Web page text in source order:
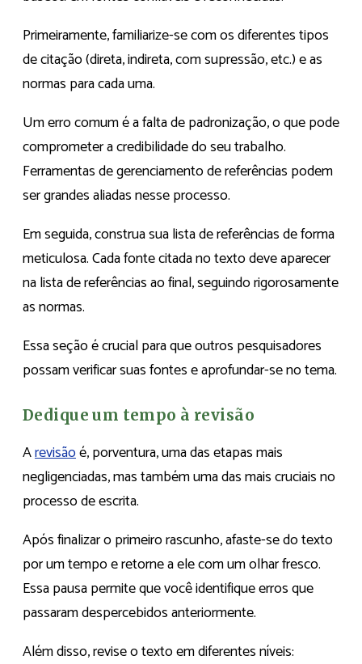
Primeiramente, familiarize-se com os diferentes tipos
de citação (direta, indireta, com supressão, etc.) e as
normas para cada uma.
Um erro comum é a falta de padronização, o que pode
comprometer a credibilidade do seu trabalho.
Ferramentas de gerenciamento de referências podem
ser grandes aliadas nesse processo.
Em seguida, construa sua lista de referências de forma
meticulosa. Cada fonte citada no texto deve aparecer
na lista de referências ao final, seguindo rigorosamente
as normas.
Essa seção é crucial para que outros pesquisadores
possam verificar suas fontes e aprofundar-se no tema.
Dedique um tempo à revisão
Arevisãoé, porventura, uma das etapas mais
negligenciadas, mas também uma das mais cruciais no
processo de escrita.
Após finalizar o primeiro rascunho, afaste-se do texto
por um tempo e retorne a ele com um olhar fresco.
Essa pausa permite que você identifique erros que
passaram despercebidos anteriormente.
Além disso, revise o texto em diferentes níveis: